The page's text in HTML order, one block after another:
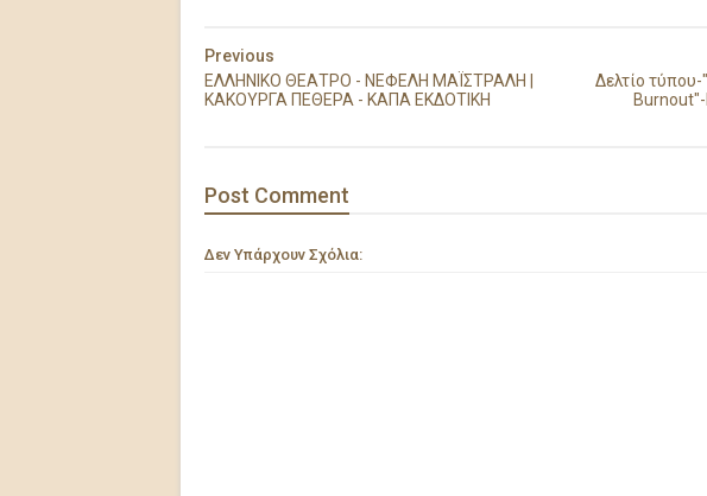
Δελτίο
Previous
ΕΛΛΗΝΙΚΟ ΘΕΑΤΡΟ - ΝΕΦΕΛΗ ΜΑΪΣΤΡΑΛΗ |
ΚΑΚΟΥΡΓΑ ΠΕΘΕΡΑ - ΚΑΠΑ ΕΚΔΟΤΙΚΗ
Post Comment
Δεν Υπάρχουν Σχόλια: